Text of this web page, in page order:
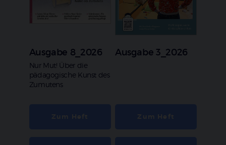
Ausgabe 8_2026
:
Nur Mut! Über die
pädagogische Kunst des
Zumutens
Ausgabe 3_2026